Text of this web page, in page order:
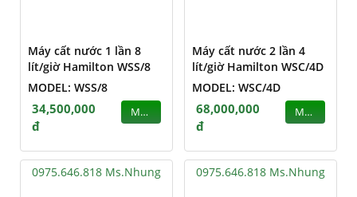
Máy cất nước 1 lần 8
lít/giờ Hamilton WSS/8
MODEL: WSS/8
34,500,000
đ
MUA
Máy cất nước 2 lần 4
lít/giờ Hamilton WSC/4D
MODEL: WSC/4D
68,000,000
đ
MUA
0975.646.818 Ms.Nhung 0975.646.818 Ms.Nhung